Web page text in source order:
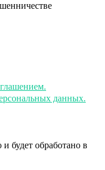
данных.
будет обработано в